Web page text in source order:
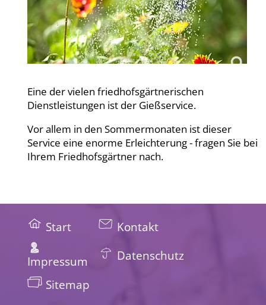
Eine der vielen friedhofsgärtnerischen
Dienstleistungen ist der Gießservice.
Vor allem in den Sommermonaten ist dieser
Service eine enorme Erleichterung - fragen Sie bei
Ihrem Friedhofsgärtner nach.
Start Kontakt
Impressum
Datenschutz
Sitemap